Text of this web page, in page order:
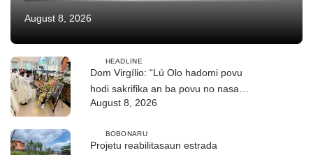
August 8, 2026
HEADLINE
Dom Virgílio: “Lú Olo hadomi povu
hodi sakrifika an ba povu no nasaun
ho fuan”
August 8, 2026
BOBONARU
Projetu reabilitasaun estrada